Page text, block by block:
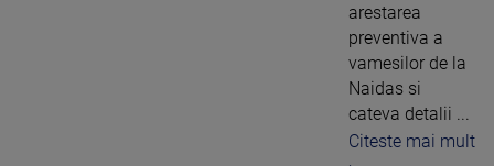
arestarea
preventiva a
vamesilor de la
Naidas si
cateva detalii ...
Citeste mai mult